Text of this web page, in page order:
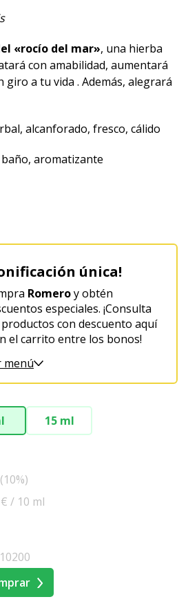
«rocío del mar», una hierba
con amabilidad, aumentará
giro a tu vida . Además, alegrará
alcanforado, fresco, cálido
aromatizante
única!
Romeroy obtén
especiales. ¡Consulta
con descuento aquí
el carrito entre los bonos!
menú
15 ml
/ 10 ml